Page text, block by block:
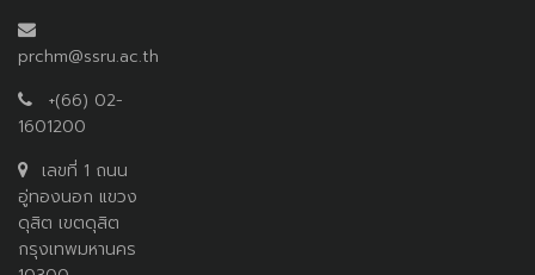
prchm@ssru.ac.th
+(66) 02-
1601200
เลขที่ 1 ถนน
อู่ทองนอก แขวง
ดุสิต เขตดุสิต
กรุงเทพมหานคร